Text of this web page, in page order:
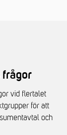
frågor
vid flertalet
för att
och